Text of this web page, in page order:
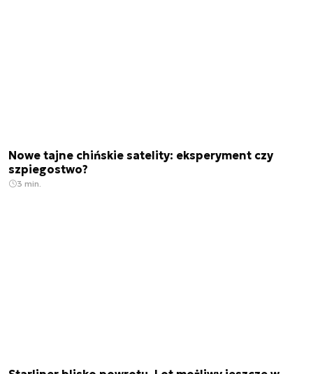
Nowe tajne chińskie satelity: eksperyment czy
szpiegostwo?
3 min.